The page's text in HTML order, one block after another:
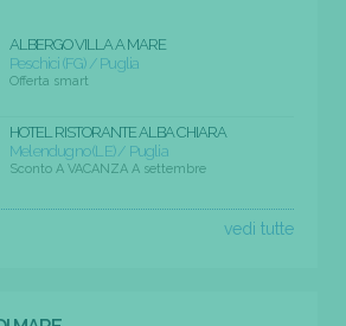
ALBERGO VILLA A MARE
Peschici (FG) / Puglia
Offerta smart
HOTEL RISTORANTE ALBA CHIARA
Melendugno (LE) / Puglia
Sconto A VACANZA A settembre
vedi tutte